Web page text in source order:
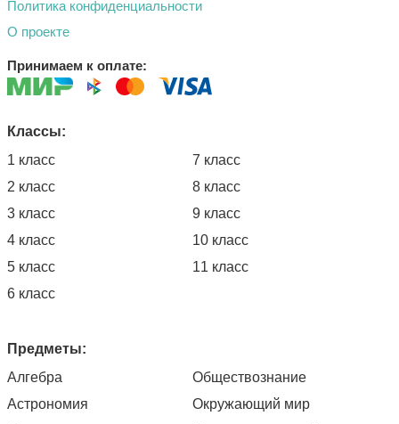
Политика конфиденциальности
О проекте
Принимаем к оплате:
Классы:
1 класс
2 класс
3 класс
4 класс
5 класс
6 класс
7 класс
8 класс
9 класс
10 класс
11 класс
Предметы:
Алгебра
Астрономия
Обществознание
Окружающий мир